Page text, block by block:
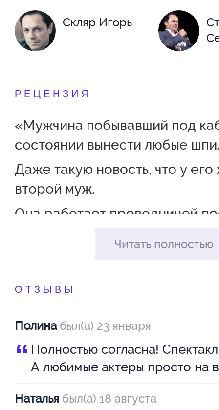
Скляр Игорь
РЕЦЕНЗИЯ
«Мужчина побывавший под
состоянии вынести любые
Даже такую новость, что у
второй муж.
Она работает проводницей
курсирует из одного города в
нее заботливый муж и дочка.
Мужчины набрались
встретиться друг с другом.
еще будет продолжаться?
остаться с кем-то одним!
Читать полностью
ОТЗЫВЫ
Полинабыл(а) 23 января
“ Полностью согласна!
А любимые актеры просто на
Наталья был(а) 18 августа